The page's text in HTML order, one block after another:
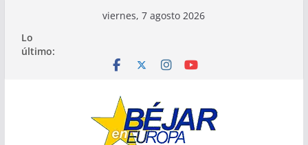
contenido
viernes, 7 agosto 2026
Lo
último: